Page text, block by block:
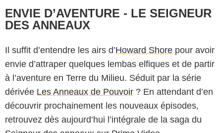
ENVIE D’AVENTURE - LE SEIGNEUR
DES ANNEAUX
Il suffit d’entendre les airs d’Howard Shore pour avoir
envie d’attraper quelques lembas elfiques et de partir
à l’aventure en Terre du Milieu. Séduit par la série
dérivée Les Anneaux de Pouvoir ? En attendant d’en
découvrir prochainement les nouveaux épisodes,
retrouvez dès aujourd’hui l’intégrale de la saga du